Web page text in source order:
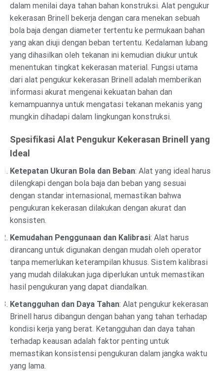
dalam menilai daya tahan bahan konstruksi. Alat pengukur
kekerasan Brinell bekerja dengan cara menekan sebuah
bola baja dengan diameter tertentu ke permukaan bahan
yang akan diuji dengan beban tertentu. Kedalaman lubang
yang dihasilkan oleh tekanan ini kemudian diukur untuk
menentukan tingkat kekerasan material. Fungsi utama
dari alat pengukur kekerasan Brinell adalah memberikan
informasi akurat mengenai kekuatan bahan dan
kemampuannya untuk mengatasi tekanan mekanis yang
mungkin dihadapi dalam lingkungan konstruksi.
Spesifikasi Alat Pengukur Kekerasan Brinell yang
Ideal
Ketepatan Ukuran Bola dan Beban: Alat yang ideal harus
dilengkapi dengan bola baja dan beban yang sesuai
dengan standar internasional, memastikan bahwa
pengukuran kekerasan dilakukan dengan akurat dan
konsisten.
Kemudahan Penggunaan dan Kalibrasi: Alat harus
dirancang untuk digunakan dengan mudah oleh operator
tanpa memerlukan keterampilan khusus. Sistem kalibrasi
yang mudah dilakukan juga diperlukan untuk memastikan
hasil pengukuran yang dapat diandalkan.
Ketangguhan dan Daya Tahan: Alat pengukur kekerasan
Brinell harus dibangun dengan bahan yang tahan terhadap
kondisi kerja yang berat. Ketangguhan dan daya tahan
terhadap keausan adalah faktor penting untuk
memastikan konsistensi pengukuran dalam jangka waktu
yang lama.